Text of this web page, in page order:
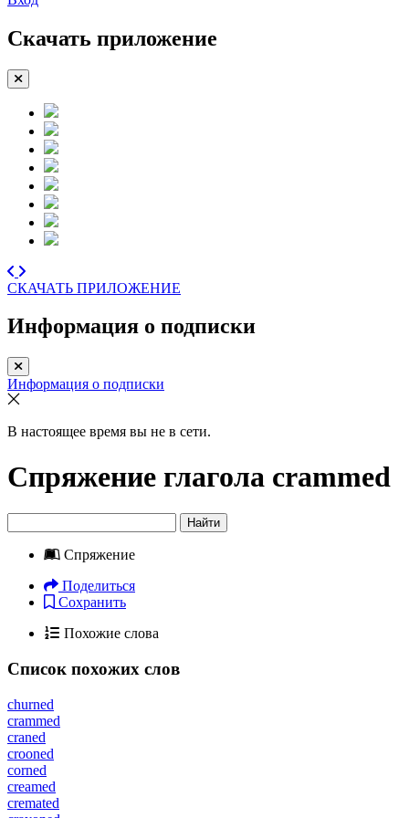
Скачать приложение
СКАЧАТЬ ПРИЛОЖЕНИЕ
Информация о подписки
Информация о подписки
В настоящее время вы не в сети.
Спряжение глагола crammed
Найти
Спряжение
Поделиться
Сохранить
Похожие слова
Список похожих слов
churned
crammed
craned
crooned
corned
creamed
cremated